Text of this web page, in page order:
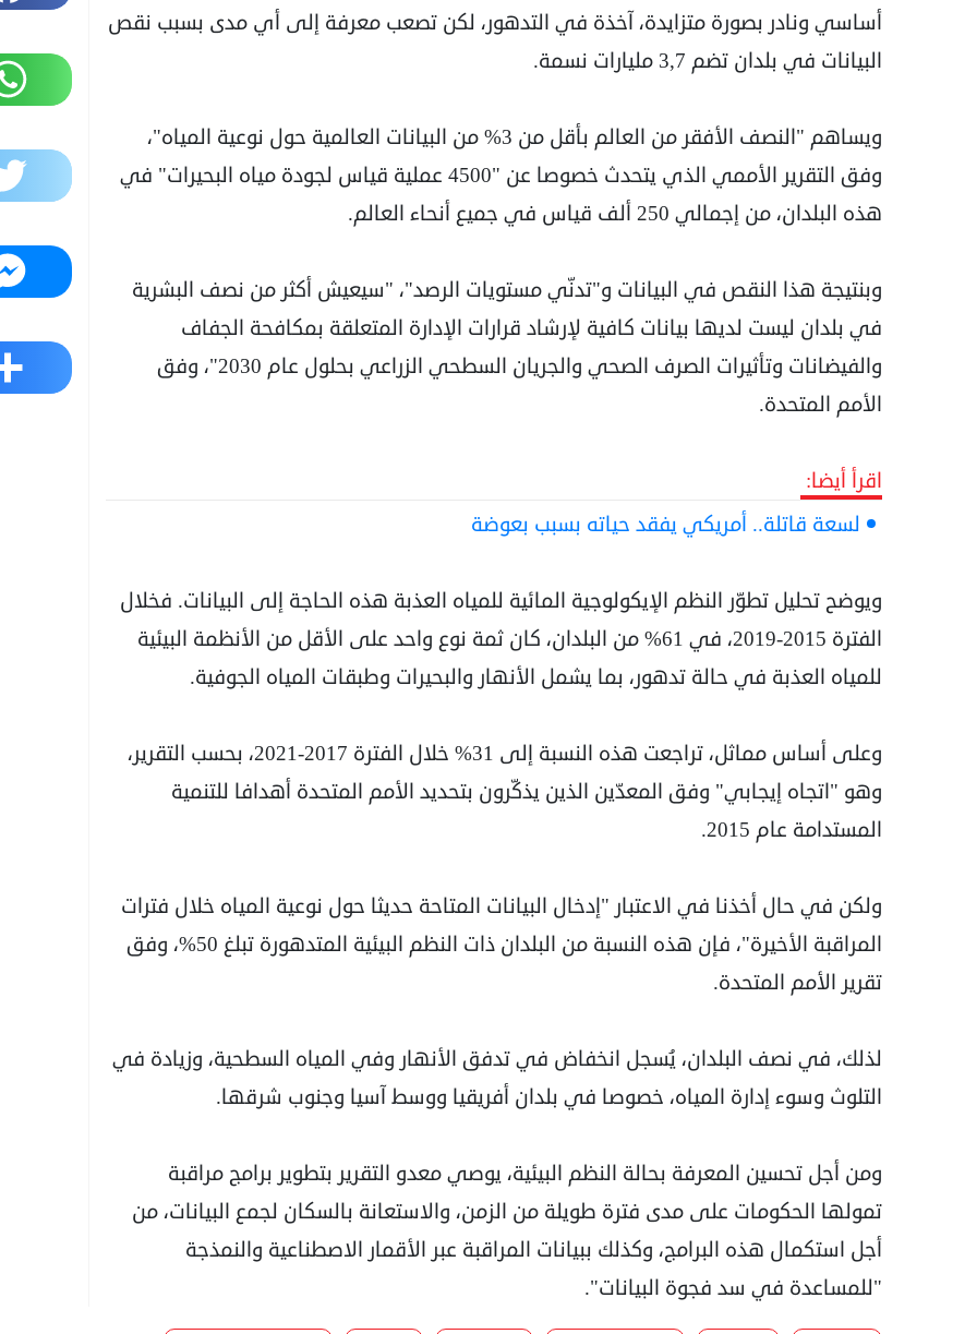
أساسي ونادر بصورة متزايدة، آخذة في التدهور، لكن تصعب معرفة إلى أي مدى بسبب نقص
البيانات في بلدان تضم 3,7 مليارات نسمة.
ويساهم "النصف الأفقر من العالم بأقل من 3% من البيانات العالمية حول نوعية المياه"،
وفق التقرير الأممي الذي يتحدث خصوصا عن "4500 عملية قياس لجودة مياه البحيرات" في
هذه البلدان، من إجمالي 250 ألف قياس في جميع أنحاء العالم.
وبنتيجة هذا النقص في البيانات و"تدنّي مستويات الرصد"، "سيعيش أكثر من نصف البشرية
في بلدان ليست لديها بيانات كافية لإرشاد قرارات الإدارة المتعلقة بمكافحة الجفاف
والفيضانات وتأثيرات الصرف الصحي والجريان السطحي الزراعي بحلول عام 2030"، وفق
الأمم المتحدة.
اقرأ أيضا:
لسعة قاتلة.. أمريكي يفقد حياته بسبب بعوضة
ويوضح تحليل تطوّر النظم الإيكولوجية المائية للمياه العذبة هذه الحاجة إلى البيانات. فخلال
الفترة 2015-2019، في 61% من البلدان، كان ثمة نوع واحد على الأقل من الأنظمة البيئية
للمياه العذبة في حالة تدهور، بما يشمل الأنهار والبحيرات وطبقات المياه الجوفية.
وعلى أساس مماثل، تراجعت هذه النسبة إلى 31% خلال الفترة 2017-2021، بحسب التقرير،
وهو "اتجاه إيجابي" وفق المعدّين الذين يذكّرون بتحديد الأمم المتحدة أهدافا للتنمية
المستدامة عام 2015.
ولكن في حال أخذنا في الاعتبار "إدخال البيانات المتاحة حديثا حول نوعية المياه خلال فترات
المراقبة الأخيرة"، فإن هذه النسبة من البلدان ذات النظم البيئية المتدهورة تبلغ 50%، وفق
تقرير الأمم المتحدة.
لذلك، في نصف البلدان، يُسجل انخفاض في تدفق الأنهار وفي المياه السطحية، وزيادة في
التلوث وسوء إدارة المياه، خصوصا في بلدان أفريقيا ووسط آسيا وجنوب شرقها.
ومن أجل تحسين المعرفة بحالة النظم البيئية، يوصي معدو التقرير بتطوير برامج مراقبة
تمولها الحكومات على مدى فترة طويلة من الزمن، والاستعانة بالسكان لجمع البيانات، من
أجل استكمال هذه البرامج، وكذلك ببيانات المراقبة عبر الأقمار الاصطناعية والنمذجة
"للمساعدة في سد فجوة البيانات".
Twitter
Share